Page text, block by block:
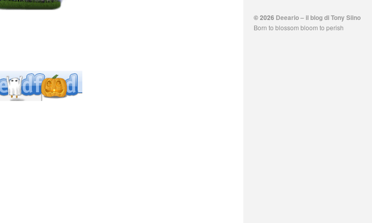
© 2026 Deeario – il blog di Tony Siino
Born to blossom bloom to perish